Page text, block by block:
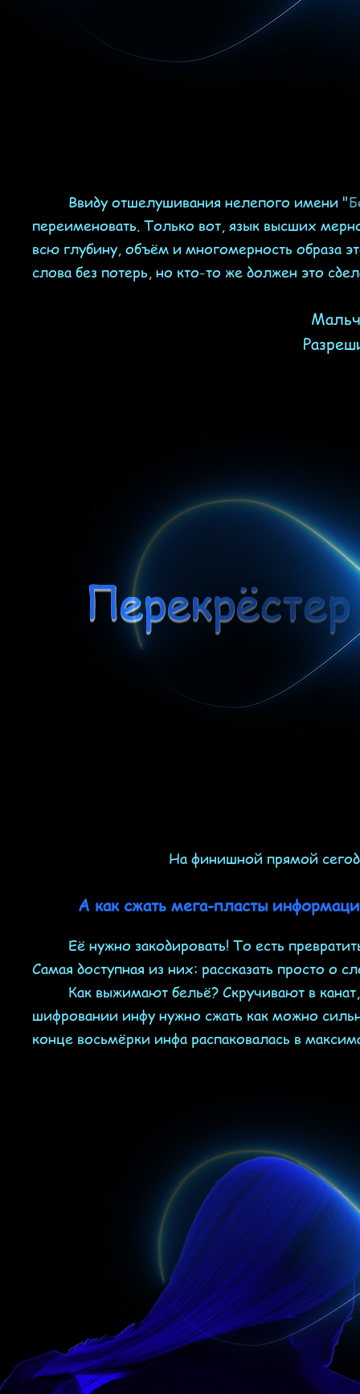
Ввиду отшелушивания нелепого имени "
переименовать. Только вот, язык высших
всю глубину, объём и многомерность образа
слова без потерь, но кто-то же должен это
На финишной прямой
А как сжать мега-пласты
Её нужно закодировать! То есть
Самая доступная из них: рассказать просто о
Как выжимают бельё? Скручивают в канат,
шифровании инфу нужно сжать как можно
конце восьмёрки инфа распаковалась в